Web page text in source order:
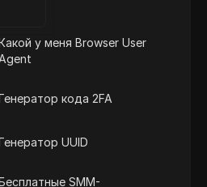
у меня Browser User
кода 2FA
UUID
SMM-
об этой странице